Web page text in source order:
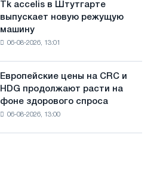
а
Tk accelis в Штутгарте
выпускает новую режущую
машину
06-08-2026, 13:01
Европейские цены на CRC и
HDG продолжают расти на
фоне здорового спроса
06-08-2026, 13:00